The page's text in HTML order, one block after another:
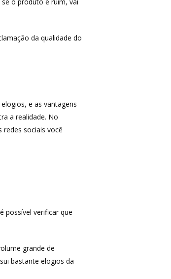
da qualidade do
e as vantagens
a realidade. No
sociais você
possível verificar que
grande de
bastante elogios da
Amazon
iHerb